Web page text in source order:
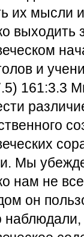
их мысли
выходить
и
161:3.3
Мы
нам не
он
наблюдали,